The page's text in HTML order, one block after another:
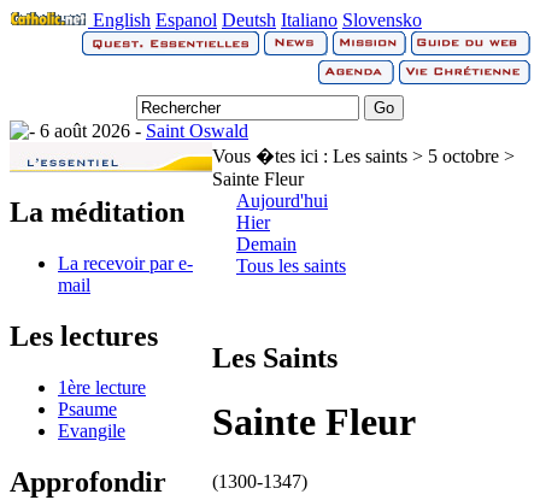
English Espanol Deutsh Italiano Slovensko
6 août 2026 - Saint Oswald
La méditation
La recevoir par e-
mail
Les lectures
1ère lecture
Psaume
Evangile
Approfondir
Vous �tes ici : Les saints > 5 octobre >
Sainte Fleur
Aujourd'hui
Hier
Demain
Tous les saints
Les Saints
Sainte Fleur
(1300-1347)